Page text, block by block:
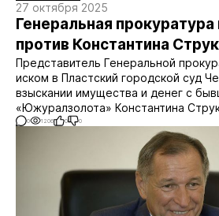
27 октября 2025
Генеральная
против Константина
Представитель Генеральной
иском в Пластский городской суд
взыскании имущества и денег с
«Южуралзолота» Константина
0 1206 0 0